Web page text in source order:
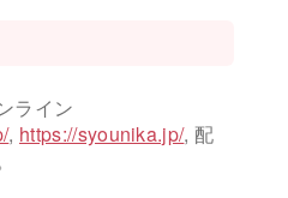
ライン
, https://syounika.jp/, 配